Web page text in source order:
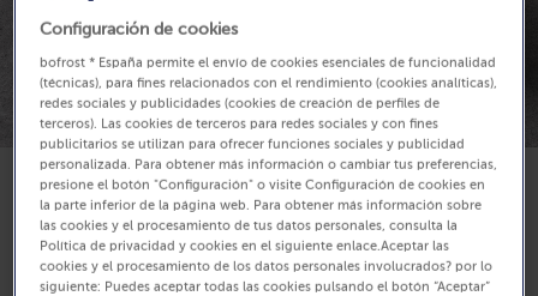
Disponibilidad
5,99 €
1200 g (Precio por Kg 4.99 €)
Configuración de cookies
bofrost * España permite el envío de cookies esenciales de funcionalidad
(técnicas), para fines relacionados con el rendimiento (cookies analíticas),
redes sociales y publicidades (cookies de creación de perfiles de
terceros). Las cookies de terceros para redes sociales y con fines
publicitarios se utilizan para ofrecer funciones sociales y publicidad
personalizada. Para obtener más información o cambiar tus preferencias,
presione el botón "Configuración" o visite Configuración de cookies en
la parte inferior de la página web. Para obtener más información sobre
las cookies y el procesamiento de tus datos personales, consulta la
Política de privacidad y cookies en el siguiente enlace.Aceptar las
cookies y el procesamiento de los datos personales involucrados? por lo
siguiente: Puedes aceptar todas las cookies pulsando el botón “Aceptar”